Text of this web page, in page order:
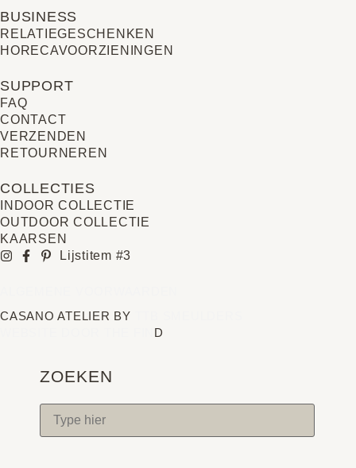
BUSINESS
RELATIE­GESCHENKEN
HORECAVOORZIENINGEN
SUPPORT
FAQ
CONTACT
VERZENDEN
RETOURNEREN
COLLECTIES
INDOOR COLLECTIE
OUTDOOR COLLECTIE
KAARSEN
Lijstitem #3
CASANO ATELIER BY
D
ZOEKEN